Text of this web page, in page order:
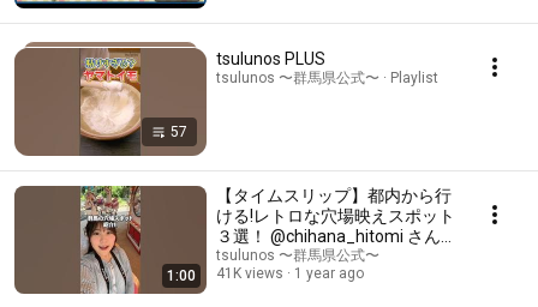
57
tsulunos PLUS
tsulunos 〜群馬県公式〜 · Playlist
1:00
【タイムスリップ】都内から行
ける!レトロな穴場映えスポット
３選！ @chihana_hitomi さん
とコラボ! #レトロ #映え #エモ
い
tsulunos 〜群馬県公式〜
41K views
1 year ago